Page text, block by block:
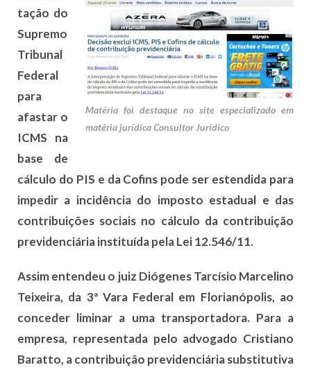
Matéria foi destaque no site especializado em
matéria jurídica Consultor Jurídico
tação do
Supremo
Tribunal
Federal
para
afastar o
ICMS na
base de
cálculo do PIS e da Cofins pode ser estendida para
impedir a incidência do imposto estadual e das
contribuições sociais no cálculo da contribuição
previdenciária instituída pela Lei 12.546/11.
Assim entendeu o juiz Diógenes Tarcísio Marcelino
Teixeira, da 3ª Vara Federal em Florianópolis, ao
conceder liminar a uma transportadora. Para a
empresa, representada pelo advogado Cristiano
Baratto, a contribuição previdenciária substitutiva